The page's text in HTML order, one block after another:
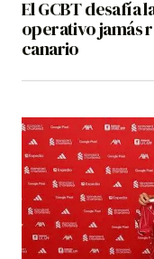
El GCBT desafía
operativo jamás
canario